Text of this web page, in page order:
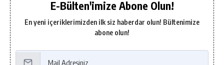
E-Bülten'imize Abone Olun!
En yeni içeriklerimizden ilk siz haberdar olun! Bültenimize
abone olun!